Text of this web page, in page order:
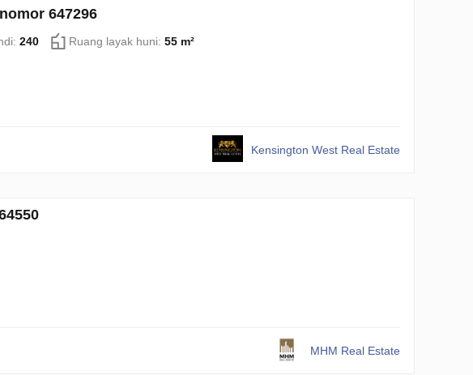
647296
240 Ruang layak huni: 55 m²
Kensington West Real Estate
MHM Real Estate